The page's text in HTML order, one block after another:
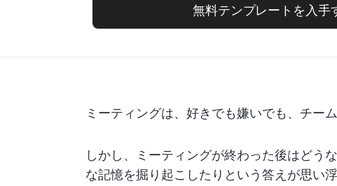
無料テンプレートを入手
ミーティングは、好きでも嫌いでも、チー
しかし、ミーティングが終わった後はどう
な記憶を掘り起こしたりという答えが思い